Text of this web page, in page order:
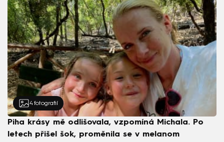
4 fotografií
Piha krásy mě odlišovala, vzpomíná Michala. Po
letech přišel šok, proměnila se v melanom